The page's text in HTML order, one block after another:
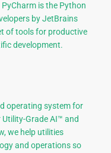
is the Python
by JetBrains
of tools for productive
development.
operating system for
Grade AI™ and
we help utilities
and operations so